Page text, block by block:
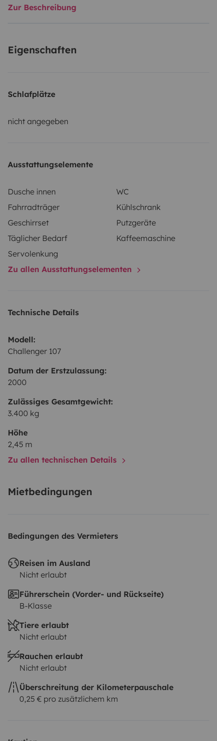
C'est une cellule Challenger 104.
fonctionnel vous permettra de vous restaurer à toutes
à son mobilier (table + 4 chaises) et son store
porte vélo voir plus avec son attelage remorque
donc on peut voyager à 6 avec ce camping car.
Zur Beschreibung
Eigenschaften
Schlafplätze
nicht angegeben
Ausstattungselemente
Dusche innen
WC
Fahrradträger
Kühlschrank
Geschirrset
Putzgeräte
Täglicher Bedarf
Kaffeemaschine
Servolenkung
Zu allen Ausstattungselementen
Technische Details
Modell:
Challenger 107
Datum der Erstzulassung:
2000
Zulässiges Gesamtgewicht:
3.400 kg
Höhe
2,45 m
Zu allen technischen Details
Mietbedingungen
Bedingungen des Vermieters
Reisen im Ausland
Nicht erlaubt
Führerschein (Vorder- und Rückseite)
B-Klasse
Tiere erlaubt
Nicht erlaubt
Rauchen erlaubt
Nicht erlaubt
Überschreitung der Kilometerpauschale
0,25 € pro zusätzlichem km